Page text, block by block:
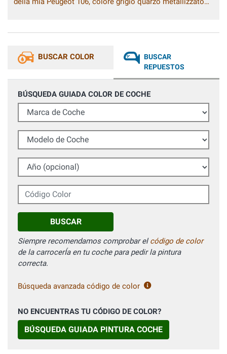
BUSCAR COLOR
BUSCAR
REPUESTOS
BÚSQUEDA GUIADA COLOR DE COCHE
Marca de Coche
Modelo de Coche
Año (opcional)
Código Color
BUSCAR
Siempre recomendamos comprobar elcódigo de color
de la carrocerÍa en tu coche para pedir la pintura
correcta.
Búsqueda avanzada código de color
NO ENCUENTRAS TU CÓDIGO DE COLOR?
BÚSQUEDA GUIADA PINTURA COCHE